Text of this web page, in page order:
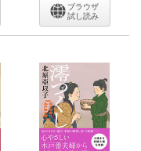
ブラウザ
試し読み